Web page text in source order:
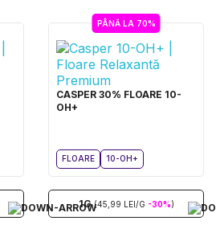
PÂNĂ LA 70%
CASPER 30% FLOARE 10-
OH+
FLOARE 10-OH+
1G(45,99 LEI/G -30%)